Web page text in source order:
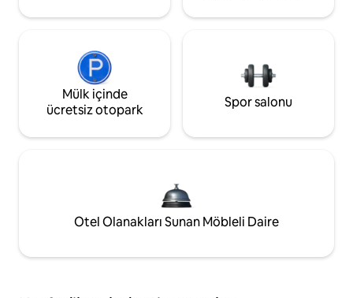
Mülk içinde
ücretsiz otopark
Spor salonu
Otel Olanakları Sunan Möbleli Daire